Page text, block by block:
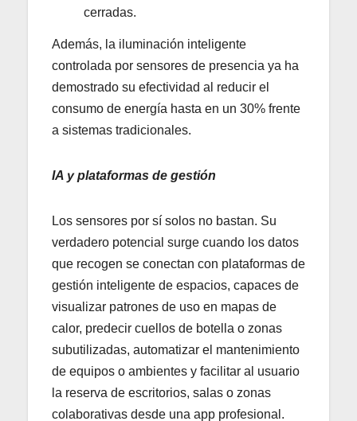
cerradas.
Además, la iluminación inteligente
controlada por sensores de presencia ya ha
demostrado su efectividad al reducir el
consumo de energía hasta en un 30% frente
a sistemas tradicionales.
IA y plataformas de gestión
Los sensores por sí solos no bastan. Su
verdadero potencial surge cuando los datos
que recogen se conectan con plataformas de
gestión inteligente de espacios, capaces de
visualizar patrones de uso en mapas de
calor, predecir cuellos de botella o zonas
subutilizadas, automatizar el mantenimiento
de equipos o ambientes y facilitar al usuario
la reserva de escritorios, salas o zonas
colaborativas desde una app profesional.